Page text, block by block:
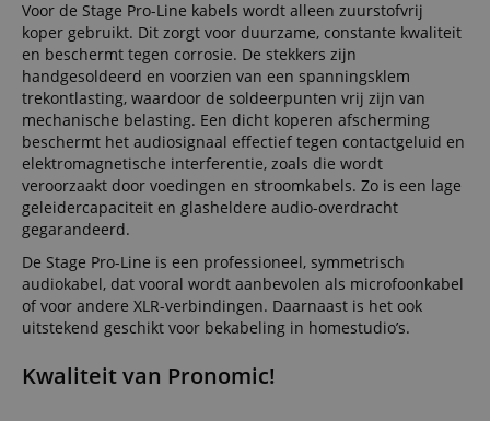
Voor de Stage Pro-Line kabels wordt alleen zuurstofvrij
koper gebruikt. Dit zorgt voor duurzame, constante kwaliteit
en beschermt tegen corrosie. De stekkers zijn
handgesoldeerd en voorzien van een spanningsklem
trekontlasting, waardoor de soldeerpunten vrij zijn van
mechanische belasting. Een dicht koperen afscherming
beschermt het audiosignaal effectief tegen contactgeluid en
elektromagnetische interferentie, zoals die wordt
veroorzaakt door voedingen en stroomkabels. Zo is een lage
geleidercapaciteit en glasheldere audio-overdracht
gegarandeerd.
De Stage Pro-Line is een professioneel, symmetrisch
audiokabel, dat vooral wordt aanbevolen als microfoonkabel
of voor andere XLR-verbindingen. Daarnaast is het ook
uitstekend geschikt voor bekabeling in homestudio’s.
Kwaliteit van Pronomic!